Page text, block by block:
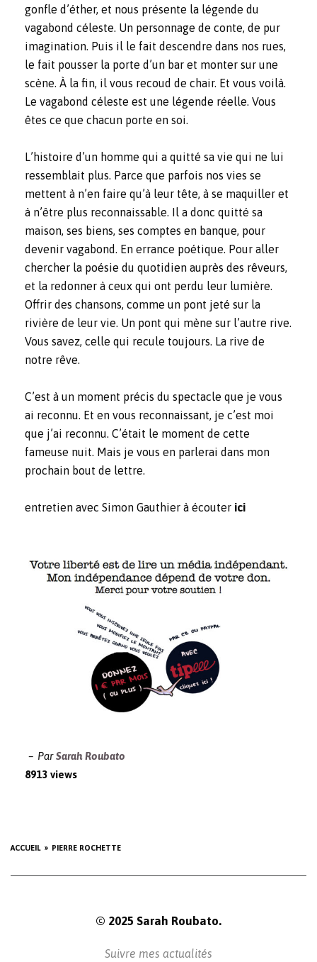
ACCUEIL PIERRE ROCHETTE
gonfle d’éther, et nous présente la légende du
vagabond céleste. Un personnage de conte, de pur
imagination. Puis il le fait descendre dans nos rues,
le fait pousser la porte d’un bar et monter sur une
scène. À la fin, il vous recoud de chair. Et vous voilà.
Le vagabond céleste est une légende réelle. Vous
êtes ce que chacun porte en soi.
L’histoire d’un homme qui a quitté sa vie qui ne lui
ressemblait plus. Parce que parfois nos vies se
mettent à n’en faire qu’à leur tête, à se maquiller et
à n’être plus reconnaissable. Il a donc quitté sa
maison, ses biens, ses comptes en banque, pour
devenir vagabond. En errance poétique. Pour aller
chercher la poésie du quotidien auprès des rêveurs,
et la redonner à ceux qui ont perdu leur lumière.
Offrir des chansons, comme un pont jeté sur la
rivière de leur vie. Un pont qui mène sur l’autre rive.
Vous savez, celle qui recule toujours. La rive de
notre rêve.
C’est à un moment précis du spectacle que je vous
ai reconnu. Et en vous reconnaissant, je c’est moi
que j’ai reconnu. C’était le moment de cette
fameuse nuit. Mais je vous en parlerai dans mon
prochain bout de lettre.
entretien avec Simon Gauthier à écouter ici
ParSarah Roubato
8913 views
© 2025 Sarah Roubato.
Suivre mes actualités